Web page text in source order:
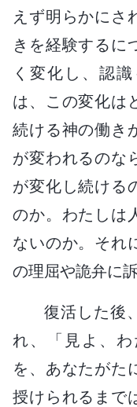
えず明らかにさ
きを経験するに
く変化し、認
は、この変化は
続ける神の働き
が変われるのな
が変化し続ける
のか。わたしは
ないのか。それ
の理屈や詭弁に
復活した後
れ、「見よ、
を、あなたがた
授けられるまで